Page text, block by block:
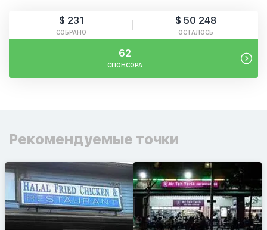
$ 231
СОБРАНО
$ 50 248
ОСТАЛОСЬ
62
СПОНСОРА
Рекомендуемые точки